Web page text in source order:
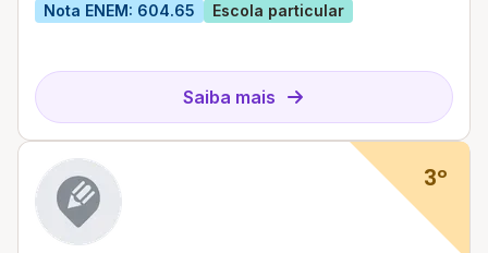
Nota ENEM: 604.65 Escola particular
Saiba mais
3º